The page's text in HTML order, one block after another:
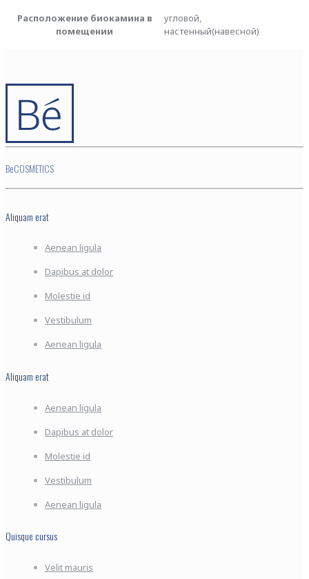
Расположение биокамина в
помещении
угловой,
настенный(навесной)
BeCOSMETICS
Aliquam erat
Aenean ligula
Dapibus at dolor
Molestie id
Vestibulum
Aenean ligula
Aliquam erat
Aenean ligula
Dapibus at dolor
Molestie id
Vestibulum
Aenean ligula
Quisque cursus
Velit mauris